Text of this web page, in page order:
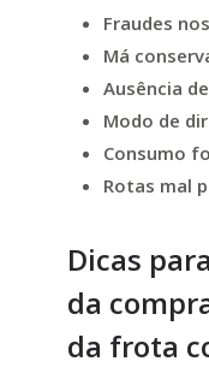
Fraudes
Má
Ausência
Modo de
Consumo
Rotas mal
Dicas
da
da frota